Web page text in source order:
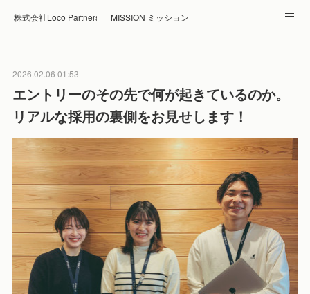
株式会社Loco Partners 🏠HomeMISSION ミッション
ホテル・旅館の宿泊予約はRelux
2026.02.06 01:53
エントリーのその先で何が起きているのか。
リアルな採用の裏側をお見せします！